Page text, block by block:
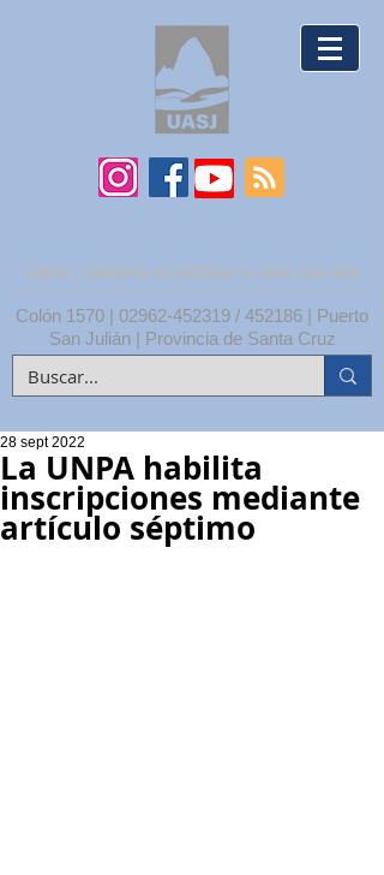
UNPA | UNIDAD ACADÉMICA SAN JULIÁN
Colón 1570 | 02962-452319 / 452186 | Puerto
San Julián | Provincia de Santa Cruz
La UNPA habilita
inscripciones mediante
artículo séptimo
28 sept 2022